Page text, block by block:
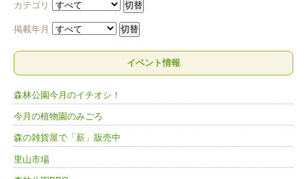
カテゴリ
掲載年月
イベント情報
森林公園今月のイチオシ！
今月の植物園のみごろ
森の雑貨屋で「薪」販売中
里山市場